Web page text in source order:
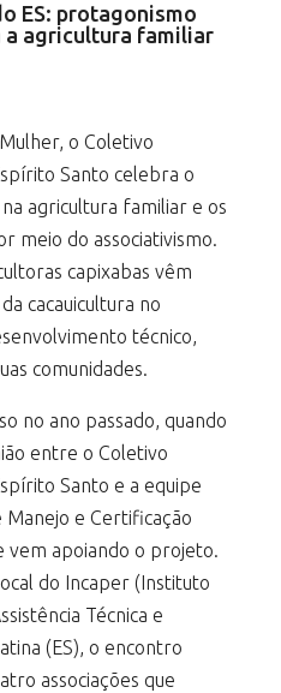
ES: protagonismo
agricultura familiar
o Coletivo
Santo celebra o
agricultura familiar e os
meio do associativismo.
capixabas vêm
cacauicultura no
técnico,
comunidades.
no ano passado, quando
entre o Coletivo
Santo e a equipe
e Certificação
vem apoiando o projeto.
do Incaper (Instituto
Técnica e
(ES), o encontro
associações que